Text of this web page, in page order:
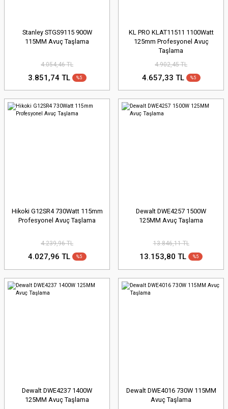
Stanley STGS9115 900W
115MM Avuç Taşlama
4.054,46 TL
3.851,74 TL %5
KL PRO KLAT11511 1100Watt
125mm Profesyonel Avuç
Taşlama
4.902,45 TL
4.657,33 TL %5
Hikoki G12SR4 730Watt 115mm
Profesyonel Avuç Taşlama
4.239,96 TL
4.027,96 TL %5
Dewalt DWE4257 1500W
125MM Avuç Taşlama
13.846,11 TL
13.153,80 TL %5
Dewalt DWE4237 1400W
125MM Avuç Taşlama
Dewalt DWE4016 730W 115MM
Avuç Taşlama